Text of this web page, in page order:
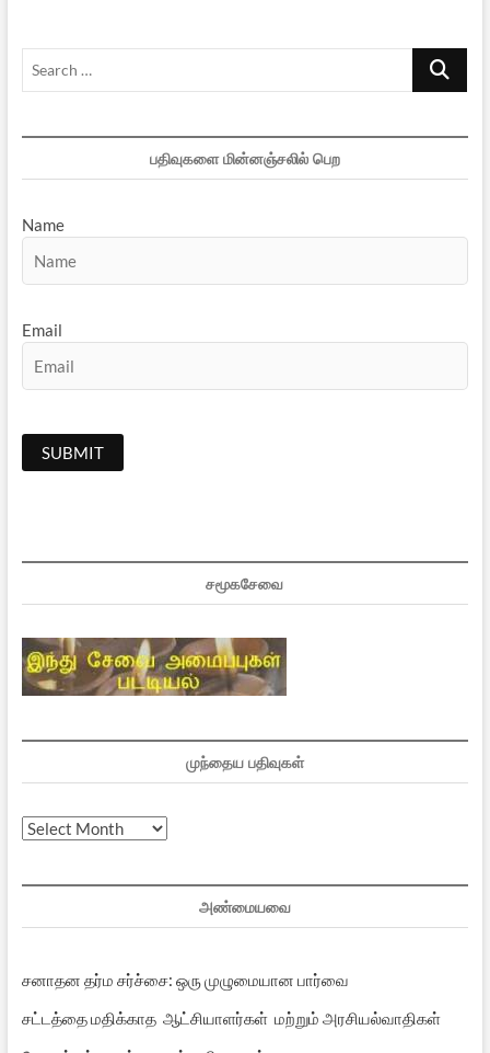
Search
பதிவுகளை மின்னஞ்சலில் பெற
Name
Email
சமூகசேவை
முந்தைய பதிவுகள்
முந்தைய
அண்மையவை
சனாதன தர்ம சர்ச்சை: ஒரு முழுமையான பார்வை
சட்டத்தை மதிக்காத ஆட்சியாளர்கள் மற்றும் அரசியல்வாதிகள்